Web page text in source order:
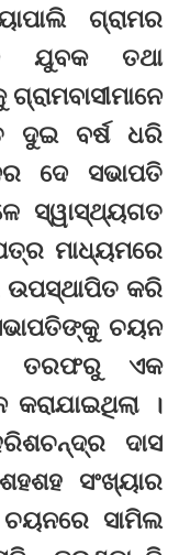
ଗ୍ରାମର
ଯୁବକ ତଥା
ଦୁଇ ବର୍ଷ ଧରି
ଦେ ସଭାପତି
ସ୍ୱାସ୍ଥ୍ୟଗତ
ମାଧ୍ୟମରେ
ଉପସ୍ଥାପିତ କରି
ଚୟନ
ତରଫରୁ ଏକ
।
ଦାସ
ସଂଖ୍ୟାର
ଚୟନରେ ସାମିଲ